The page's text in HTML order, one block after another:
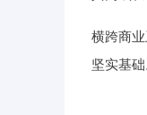
横跨商
坚实基